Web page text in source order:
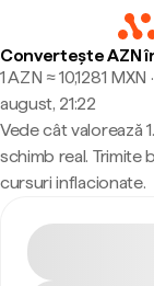
Convertește AZN
1 AZN ≈ 10,1281
august, 21:22
Vede cât valorează
schimb real. Trimite
cursuri inflacionate.